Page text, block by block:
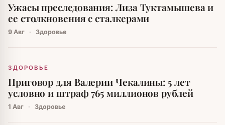
Ужасы преследования: Лиза Туктамышева и
ее столкновения с сталкерами
9 Авг · Здоровье
ЗДОРОВЬЕ
Приговор для Валерии Чекалины: 5 лет
условно и штраф 765 миллионов рублей
1 Авг · Здоровье